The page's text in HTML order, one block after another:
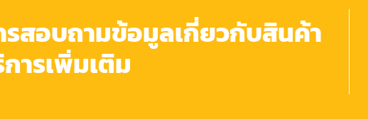
สอบถามข้อมูลเกี่ยวกับสินค้า
ารเพิ่มเติม